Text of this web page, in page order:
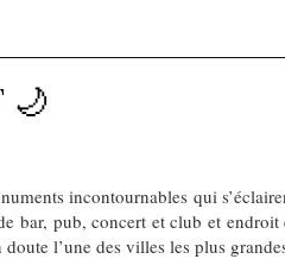
🌙
incontournables qui
bar, pub, concert et club et
l’une des villes les plus